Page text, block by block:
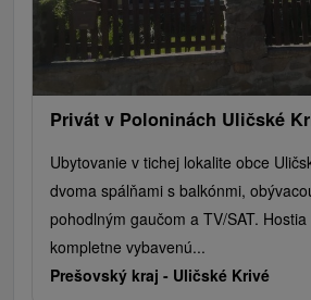
Privát v Poloninách Uličské
Ubytovanie v tichej lokalite obce
dvoma spálňami s balkónmi,
pohodlným gaučom a TV/SAT.
kompletne vybavenú...
Prešovský kraj - Uličské Krivé